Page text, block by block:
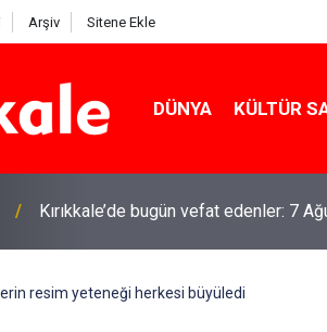
Arşiv Sitene Ekle
DÜNYA KÜLTÜR
Kırıkkale’de bugün vefat edenler: 7
resim yeteneği herkesi büyüledi